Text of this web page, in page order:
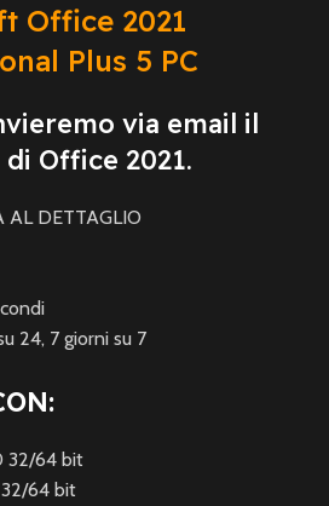
Office 2021
Plus 5 PC
via email il
Office 2021.
AL DETTAGLIO
24, 7 giorni su 7
32/64 bit
32/64 bit